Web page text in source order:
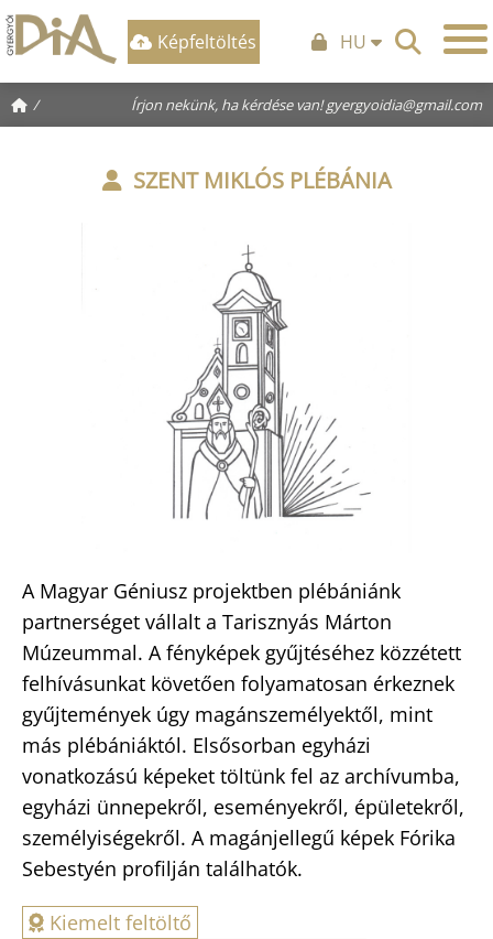
Képfeltöltés HU
/ Írjon nekünk, ha kérdése van!gyergyoidia@gmail.com
SZENT MIKLÓS PLÉBÁNIA
A Magyar Géniusz projektben plébániánk
partnerséget vállalt a Tarisznyás Márton
Múzeummal. A fényképek gyűjtéséhez közzétett
felhívásunkat követően folyamatosan érkeznek
gyűjtemények úgy magánszemélyektől, mint
más plébániáktól. Elsősorban egyházi
vonatkozású képeket töltünk fel az archívumba,
egyházi ünnepekről, eseményekről, épületekről,
személyiségekről. A magánjellegű képek Fórika
Sebestyén profilján találhatók.
Kiemelt feltöltő